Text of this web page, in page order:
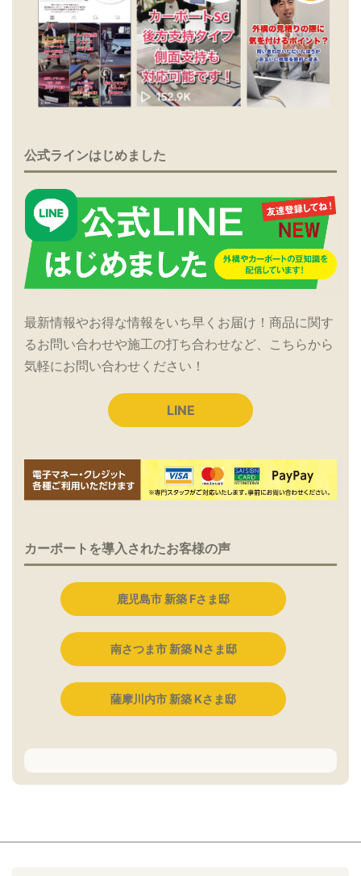
公式ラインはじめました
最新情報やお得な情報をいち早くお届け！商品に関す
るお問い合わせや施工の打ち合わせなど、こちらから
気軽にお問い合わせください！
LINE
カーポートを導入されたお客様の声
鹿児島市 新築 Fさま邸
南さつま市 新築 Nさま邸
薩摩川内市 新築 Kさま邸